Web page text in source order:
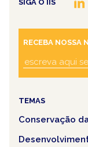
SIGA O IIS
RECEBA NOSSA
TEMAS
Conservação